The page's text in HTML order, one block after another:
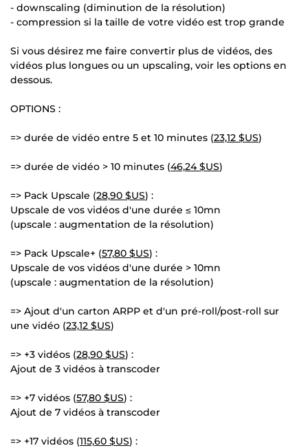
- downscaling (diminution de la résolution)
- compression si la taille de votre vidéo est trop grande
Si vous désirez me faire convertir plus de vidéos, des
vidéos plus longues ou un upscaling, voir les options en
dessous.
OPTIONS :
=> durée de vidéo entre 5 et 10 minutes (23,12 $US)
=> durée de vidéo > 10 minutes (46,24 $US)
=> Pack Upscale (28,90 $US) :
Upscale de vos vidéos d'une durée ≤ 10mn
(upscale : augmentation de la résolution)
=> Pack Upscale+ (57,80 $US) :
Upscale de vos vidéos d'une durée > 10mn
(upscale : augmentation de la résolution)
=> Ajout d'un carton ARPP et d'un pré-roll/post-roll sur
une vidéo (23,12 $US)
=> +3 vidéos (28,90 $US) :
Ajout de 3 vidéos à transcoder
=> +7 vidéos (57,80 $US) :
Ajout de 7 vidéos à transcoder
=> +17 vidéos (115,60 $US) :